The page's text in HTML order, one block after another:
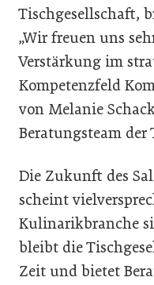
Tischgesellschaft,
„Wir freuen uns
Verstärkung im
Kompetenzfeld
von Melanie
Beratungsteam der
Die Zukunft des
scheint
Kulinarikbranche
bleibt die
Zeit und bietet